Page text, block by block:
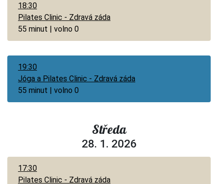
18:30
Pilates Clinic - Zdravá záda
55 minut | volno 0
19:30
Jóga a Pilates Clinic - Zdravá záda
55 minut | volno 0
Středa
28. 1. 2026
17:30
Pilates Clinic - Zdravá záda